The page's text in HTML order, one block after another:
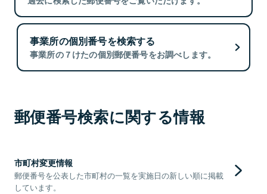
事業所の個別番号を検索する
事業所の７けたの個別郵便番号をお調べします。
郵便番号検索に関する情報
市町村変更情報
郵便番号を公表した市町村の一覧を実施日の新しい順に掲載
しています。